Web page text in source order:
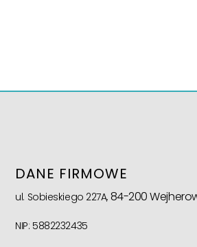
DANE FIRMOWE
ul. Sobieskiego 227A, 84-200
NIP: 5882232435